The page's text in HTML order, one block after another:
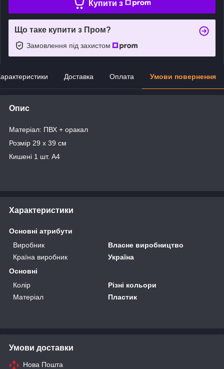
Купити з
Що таке купити з Пром?
Замовлення під захистом
Доставка Оплата Умови повернення
Опис
Матеріал: ПВХ + оракал
Розмір 29 х 39 см
Кишені 1 шт. А4
Характеристики
Основні атрибути
Виробник
Власне виробництво
Країна виробник
Україна
Основні
Колір
Різні кольори
Матеріал
Пластик
Умови доставки
Нова Пошта